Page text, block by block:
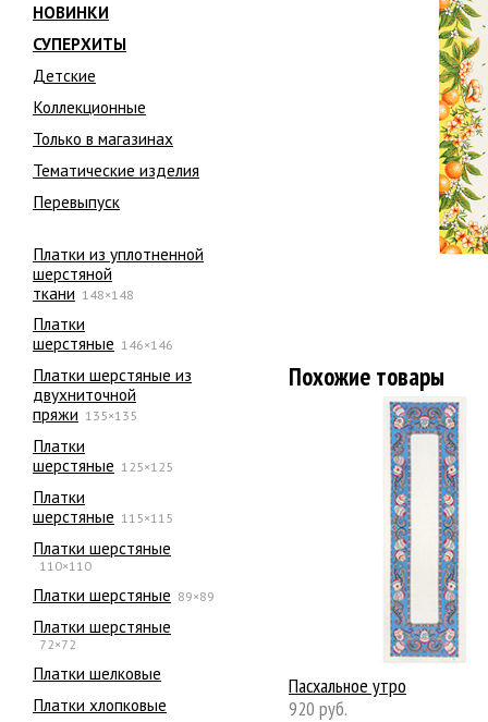
НОВИНКИ
СУПЕРХИТЫ
Детские
Коллекционные
Только в магазинах
Тематические изделия
Перевыпуск
Платки из уплотненной
шерстяной
ткани 148×148
Платки
шерстяные 146×146
Платки шерстяные из
двухниточной
пряжи 135×135
Платки
шерстяные 125×125
Платки
шерстяные 115×115
Платки шерстяные
110×110
Платки шерстяные 89×89
Платки шерстяные
72×72
Платки шелковые
Платки хлопковые
Похожие товары
Пасхальное утро
920 руб.